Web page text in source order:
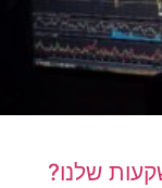
שלנו?